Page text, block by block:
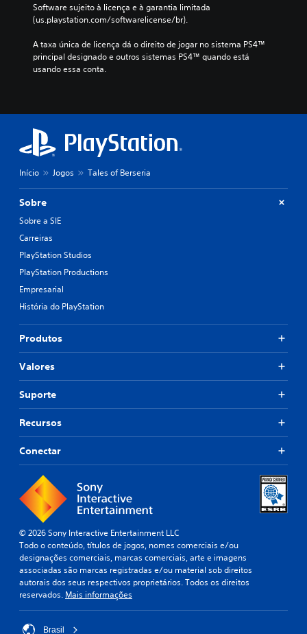
Software sujeito à licença e à garantia limitada
(us.playstation.com/softwarelicense/br).
A taxa única de licença dá o direito de jogar no sistema PS4™
principal designado e outros sistemas PS4™ quando está
usando essa conta.
Início Jogos Tales of Berseria
Sobre
Sobre a SIE
Carreiras
PlayStation Studios
PlayStation Productions
Empresarial
História do PlayStation
Produtos
Valores
Suporte
Recursos
Conectar
© 2026 Sony Interactive Entertainment LLC
Todo o conteúdo, títulos de jogos, nomes comerciais e/ou
designações comerciais, marcas comerciais, arte e imagens
associadas são marcas registradas e/ou material sob direitos
autorais dos seus respectivos proprietários. Todos os direitos
reservados. Mais informações
Brasil